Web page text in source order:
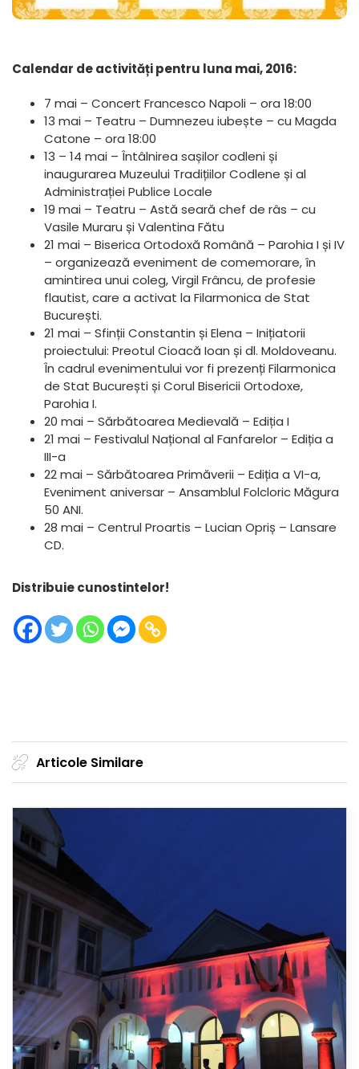
Calendar de activități pentru luna mai, 2016:
7 mai – Concert Francesco Napoli – ora 18:00
13 mai – Teatru – Dumnezeu iubește – cu Magda
Catone – ora 18:00
13 – 14 mai – Întâlnirea sașilor codleni și
inaugurarea Muzeului Tradițiilor Codlene și al
Administrației Publice Locale
19 mai – Teatru – Astă seară chef de râs – cu
Vasile Muraru și Valentina Fătu
21 mai – Biserica Ortodoxă Română – Parohia I și IV
– organizează eveniment de comemorare, în
amintirea unui coleg, Virgil Frâncu, de profesie
flautist, care a activat la Filarmonica de Stat
București.
21 mai – Sfinții Constantin și Elena – Inițiatorii
proiectului: Preotul Cioacă Ioan și dl. Moldoveanu.
În cadrul evenimentului vor fi prezenți Filarmonica
de Stat București și Corul Bisericii Ortodoxe,
Parohia I.
20 mai – Sărbătoarea Medievală – Ediția I
21 mai – Festivalul Național al Fanfarelor – Ediția a
III-a
22 mai – Sărbătoarea Primăverii – Ediția a VI-a,
Eveniment aniversar – Ansamblul Folcloric Măgura
50 ANI.
28 mai – Centrul Proartis – Lucian Opriș – Lansare
CD.
Distribuie cunostintelor!
Articole Similare